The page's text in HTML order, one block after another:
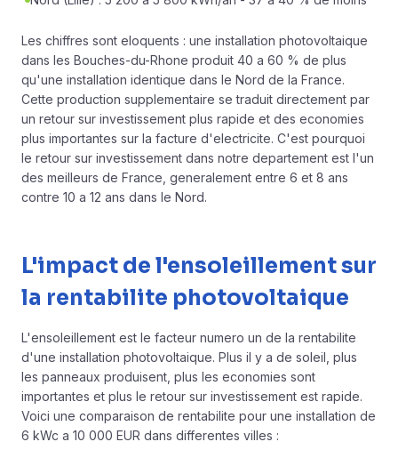
Les chiffres sont eloquents : une installation photovoltaique
dans les Bouches-du-Rhone produit 40 a 60 % de plus
qu'une installation identique dans le Nord de la France.
Cette production supplementaire se traduit directement par
un retour sur investissement plus rapide et des economies
plus importantes sur la facture d'electricite. C'est pourquoi
le retour sur investissement dans notre departement est l'un
des meilleurs de France, generalement entre 6 et 8 ans
contre 10 a 12 ans dans le Nord.
L'impact de l'ensoleillement sur
la rentabilite photovoltaique
L'ensoleillement est le facteur numero un de la rentabilite
d'une installation photovoltaique. Plus il y a de soleil, plus
les panneaux produisent, plus les economies sont
importantes et plus le retour sur investissement est rapide.
Voici une comparaison de rentabilite pour une installation de
6 kWc a 10 000 EUR dans differentes villes :